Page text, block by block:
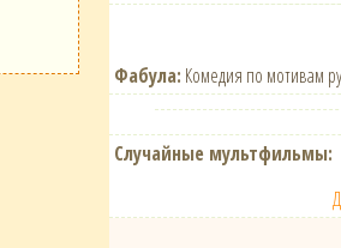
Фабула: Комедия по мотивам
Случайные мультфильмы: